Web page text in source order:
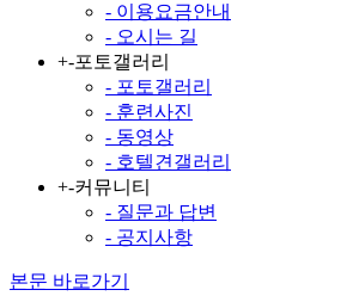
- 이용요금안내
- 오시는 길
+-포토갤러리
- 포토갤러리
- 훈련사진
- 동영상
- 호텔견갤러리
+-커뮤니티
- 질문과 답변
- 공지사항
본문 바로가기